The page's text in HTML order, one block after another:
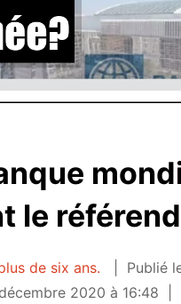
le
de six ans.
Publié
2020 à 16:48